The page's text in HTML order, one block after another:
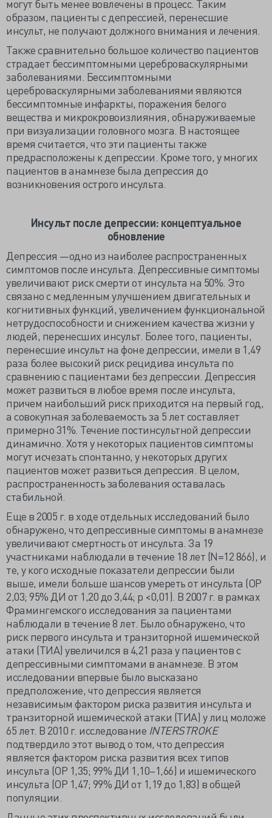
могут быть менее вовлечены в процесс. Таким
образом, пациенты с депрессией, перенесшие
инсульт, не получают должного внимания и лечения.
Также сравнительно большое количество пациентов
страдает бессимптомными цереброваскулярными
заболеваниями. Бессимптомными
цереброваскулярными заболеваниями являются
бессимптомные инфаркты, поражения белого
вещества и микрокровоизлияния, обнаруживаемые
при визуализации головного мозга. В настоящее
время считается, что эти пациенты также
предрасположены к депрессии. Кроме того, у многих
пациентов в анамнезе была депрессия до
возникновения острого инсульта.
Инсульт после депрессии: концептуальное
обновление
Депрессия —одно из наиболее распространенных
симптомов после инсульта. Депрессивные симптомы
увеличивают риск смерти от инсульта на 50%. Это
связано с медленным улучшением двигательных и
когнитивных функций, увеличением функциональной
нетрудоспособности и снижением качества жизни у
людей, перенесших инсульт. Более того, пациенты,
перенесшие инсульт на фоне депрессии, имели в 1,49
раза более высокий риск рецидива инсульта по
сравнению с пациентами без депрессии. Депрессия
может развиться в любое время после инсульта,
причем наибольший риск приходится на первый год,
а совокупная заболеваемость за 5 лет составляет
примерно 31%. Течение постинсультной депрессии
динамично. Хотя у некоторых пациентов симптомы
могут исчезать спонтанно, у некоторых других
пациентов может развиться депрессия. В целом,
распространенность заболевания оставалась
стабильной.
Еще в 2005 г. в ходе отдельных исследований было
обнаружено, что депрессивные симптомы в анамнезе
увеличивают смертность от инсульта. За 19
участниками наблюдали в течение 18 лет (N=12 866), и
те, у кого исходные показатели депрессии были
выше, имели больше шансов умереть от инсульта (ОР
2,03; 95% ДИ от 1,20 до 3,44; p <0,01). В 2007 г. в рамках
Фрамингемского исследования за пациентами
наблюдали в течение 8 лет. Было обнаружено, что
риск первого инсульта и транзиторной ишемической
атаки (ТИА) увеличился в 4,21 раза у пациентов с
депрессивными симптомами в анамнезе. В этом
исследовании впервые было высказано
предположение, что депрессия является
независимым фактором риска развития инсульта и
транзиторной ишемической атаки (ТИА) у лиц моложе
65 лет. В 2010 г. исследование INTERSTROKE
подтвердило этот вывод о том, что депрессия
является фактором риска развития всех типов
инсульта (ОР 1,35; 99% ДИ 1,10–1,66) и ишемического
инсульта (ОР 1,47; 99% ДИ от 1,19 до 1,83) в общей
популяции.